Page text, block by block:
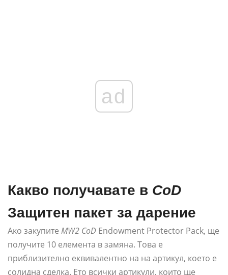
ad
Какво получавате в CoD
Защитен пакет за дарение
Ако закупите MW2 CoD Endowment Protector Pack, ще
получите 10 елемента в замяна. Това е
приблизително еквивалентно на на артикул, което е
солидна сделка. Ето всички артикули, които ще